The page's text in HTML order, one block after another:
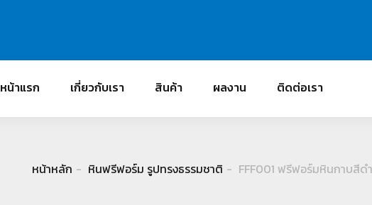
หน้าแรก เกี่ยวกับเรา สินค้า ผลงาน ติดต่อเรา
หน้าหลัก หินฟรีฟอร์ม รูปทรงธรรมชาติ FFF001 ฟรีฟอร์มหินกาบสีด